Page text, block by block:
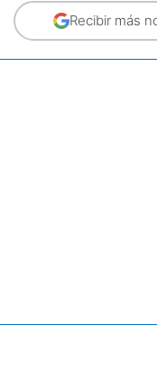
Recibir más